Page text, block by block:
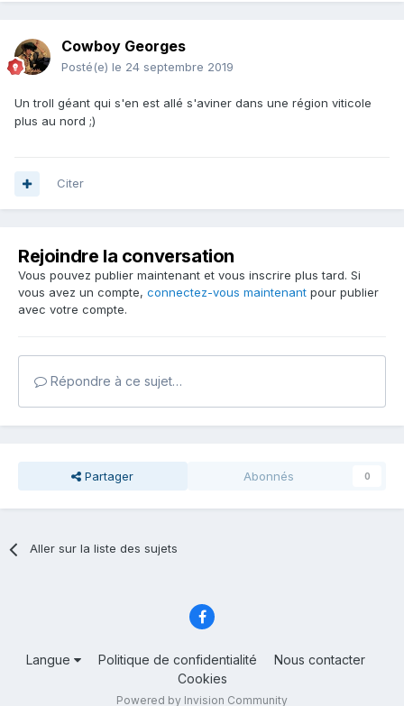
Cowboy Georges
Posté(e) le 24 septembre 2019
Un troll géant qui s'en est allé s'aviner dans une région viticole
plus au nord ;)
Citer
Rejoindre la conversation
Vous pouvez publier maintenant et vous inscrire plus tard. Si
vous avez un compte, connectez-vous maintenant pour publier
avec votre compte.
Répondre à ce sujet…
Partager Abonnés 0
Aller sur la liste des sujets
Langue Politique de confidentialité
Nous contacter
Cookies
Powered by Invision Community